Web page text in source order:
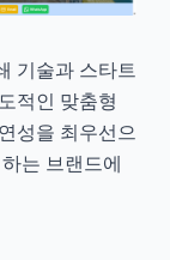
기술과 스타트
적인 맞춤형
성을 최우선으
는 브랜드에